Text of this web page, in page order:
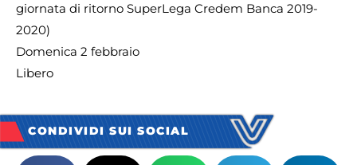
giornata di ritorno SuperLega Credem Banca 2019-
2020)
Domenica 2 febbraio
Libero
CONDIVIDI SUI SOCIAL